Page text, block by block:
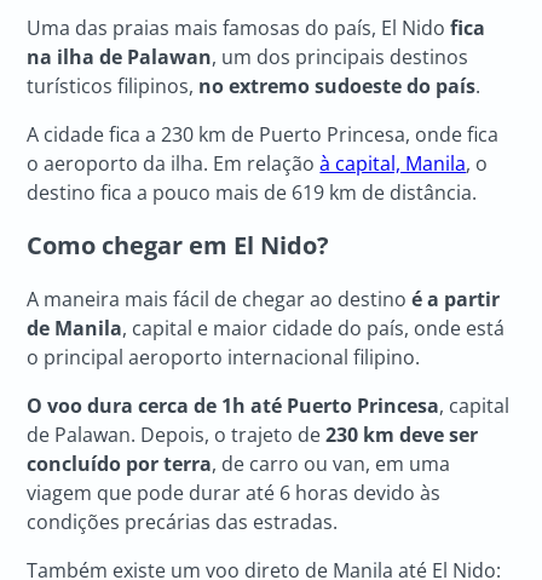
Uma das praias mais famosas do país, El Nidofica
na ilha de Palawan, um dos principais destinos
turísticos filipinos, no extremo sudoeste do país.
A cidade fica a 230 km de Puerto Princesa, onde fica
o aeroporto da ilha. Em relaçãoà capital, Manila, o
destino fica a pouco mais de 619 km de distância.
Como chegar em El Nido?
A maneira mais fácil de chegar ao destinoé a partir
de Manila, capital e maior cidade do país, onde está
o principal aeroporto internacional filipino.
O voo dura cerca de 1h até Puerto Princesa, capital
de Palawan. Depois, o trajeto de230 km deve ser
concluído por terra, de carro ou van, em uma
viagem que pode durar até 6 horas devido às
condições precárias das estradas.
Também existe um voo direto de Manila até El Nido: